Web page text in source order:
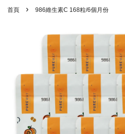
首頁 › 986維生素C 168粒/6個月份